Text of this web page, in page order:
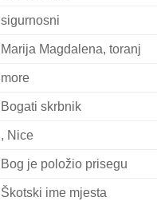
sigurnosni
Marija Magdalena, toranj
more
Bogati skrbnik
, Nice
Bog je položio prisegu
Škotski ime mjesta